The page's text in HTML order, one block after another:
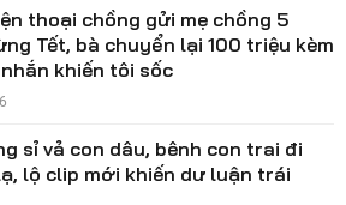
thoại chồng gửi mẹ chồng 5
Tết, bà chuyển lại 100 triệu kèm
khiến tôi sốc
sỉ vả con dâu, bênh con trai đi
lộ clip mới khiến dư luận trái